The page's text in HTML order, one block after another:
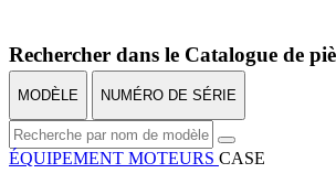
Rechercher dans le Catalogue de
MODÈLE NUMÉRO DE SÉRIE
ÉQUIPEMENT MOTEURS CASE